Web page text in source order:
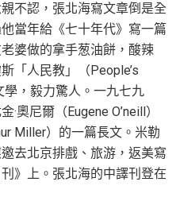
不認，張北海寫文章倒是全
當年給《七十年代》寫一篇
婆做的拿手葱油餅，酸辣
「人民教」（People’s
，毅力驚人。一九七九
奧尼爾（Eugene O’neill）
Miller）的一篇長文。米勒
去北京排戲、旅游，返美寫
》上。張北海的中譯刊登在